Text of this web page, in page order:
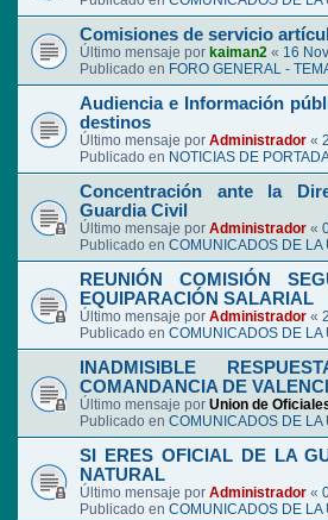
Comisiones de servicio
Último mensaje por kaiman2 « 16
Publicado en FORO GENERAL -
Audiencia e Información
destinos
Último mensaje por Administrador «
Publicado en NOTICIAS DE
Concentración ante la
Guardia Civil
Último mensaje por Administrador «
Publicado en COMUNICADOS DE LA
REUNIÓN COMISIÓN
EQUIPARACIÓN SALARIAL
Último mensaje por Administrador «
Publicado en COMUNICADOS DE LA
INADMISIBLE
COMANDANCIA DE
Último mensaje por Union de
Publicado en COMUNICADOS DE LA
SI ERES OFICIAL DE LA
NATURAL
Último mensaje por Administrador «
Publicado en COMUNICADOS DE LA